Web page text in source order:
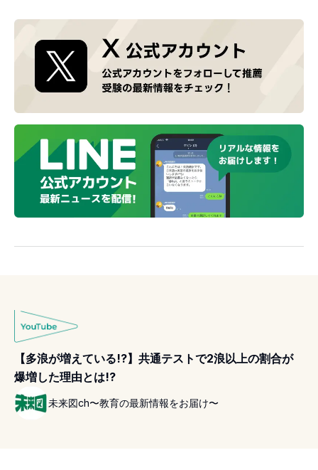
【多浪が増えている!?】共通テストで2浪以上の割合が
爆増した理由とは!?
未来図ch〜教育の最新情報をお届け〜